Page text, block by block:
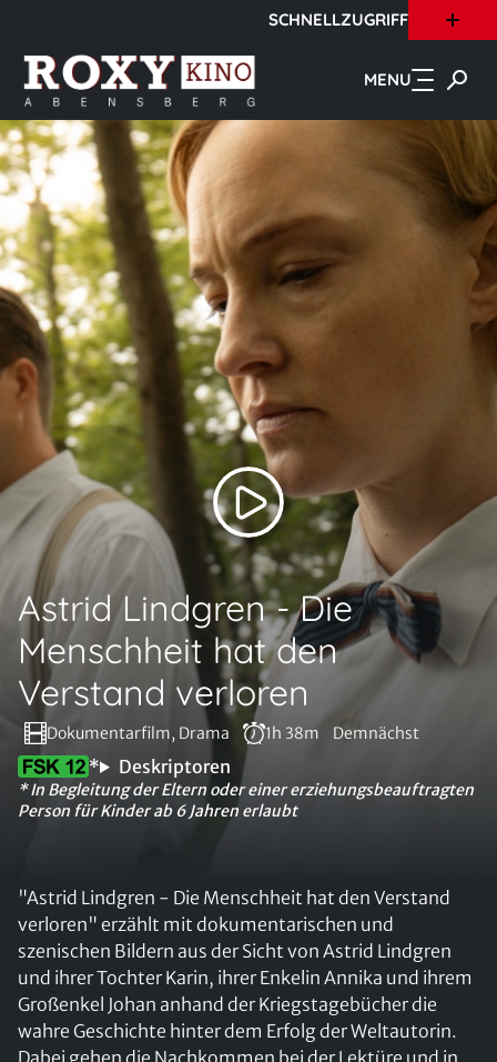
SCHNELLZUGRIFF
MENU
Astrid Lindgren - Die
Menschheit hat den
Verstand verloren
Dokumentarfilm, Drama 1h 38m Demnächst
* Deskriptoren
* In Begleitung der Eltern oder einer erziehungsbeauftragten
Person für Kinder ab 6 Jahren erlaubt
"Astrid Lindgren - Die Menschheit hat den Verstand
verloren" erzählt mit dokumentarischen und
szenischen Bildern aus der Sicht von Astrid Lindgren
und ihrer Tochter Karin, ihrer Enkelin Annika und ihrem
Großenkel Johan anhand der Kriegstagebücher die
wahre Geschichte hinter dem Erfolg der Weltautorin.
Dabei gehen die Nachkommen bei der Lektüre und in